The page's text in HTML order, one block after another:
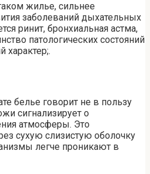
жилье, сильнее
заболеваний дыхательных
ринит, бронхиальная астма,
патологических состояний
характер;.
белье говорит не в пользу
сигнализирует о
атмосферы. Это
сухую слизистую оболочку
легче проникают в